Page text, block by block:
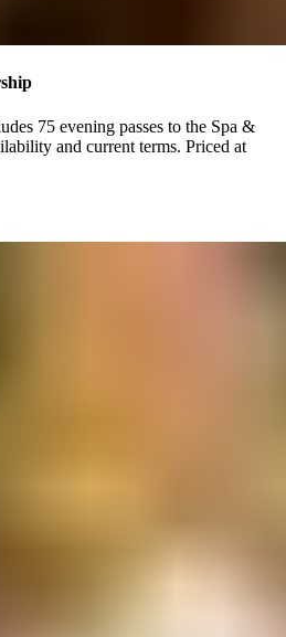
‌to the Spa & Country Club, subject to availability and current terms.​​​​‌ ‍ ​‍​‍‌‍ ‌ ​‍‌‍‍‌‌‍‌ ‌‍‍‌‌‍ ‍​‍​‍​ ‍‍​‍​‍‌ ​ ‌‍​‌‌‍ ‍‌‍‍‌‌ ‌​‌ ‍‌​‍ ‍‌‍‍‌‌‍ ​‍​‍​‍ ​​‍​‍‌‍‍​‌ ​‍‌‍‌‌‌‍‌‍​‍​‍​ ‍‍​‍​‍‌‍‍​‌ ‌​‌ ‌​‌ ​​‌ ​ ​ ‍‍​‍ ​‍ ‌‍ ​​‍ ‌‌‍​‌‌‍ ‍‌‍‌​​‍ ‌‌ ​‍​‍ ‌‌‍‍​‌‍ ‌ ‌​‌‍‌‌‌‍ ​‌ ​ ​‍ ‌‌ ​ ‌ ‌​‌ ‌‌‌‍‌​‌‍‍‌‌‍ ​‍ ‍‌ ‌‍‌‍‌‌‌ ​‍‌‍​ ‌‍‌‌‌‍ ​​‍ ‍‌‍​‌‌ ​​‌ ​​​‍ ‌‍‍‌‌‍ ‍‌ ‌​‌‍‌‌‌‍ ‍‌ ‌​​‍ ‌‍‌‌‌‍‌​‌‍‍‌‌ ‌​​‍ ‌‍ ‌‌‍ ‌‍‌​‌‍‌‌​ ‌‌ ​​‌ ​‍‌‍‌‌‌ ​ ‌‍‌‌‌‍ ‍‌ ‌​‌‍​‌‌ ‌​‌‍‍‌‌‍ ‌‍ ‍​ ‍ ‌‍‍‌‌‍‌​​ ‌‌‍​‍​ ‍‌​ ‍‌‌‍‌​‌‍​‌​ ‍​​ ‌‍​ ‌​​‍ ‌​ ‌​​ ‌ ‌‍‌‌​ ‌‌​‍ ‌​ ‌​​ ‌‍​ ​​​ ​ ​‍ ‌​ ‍​​ ​‌​ ‌‍​ ‌ ​‍ ‌​ ​‌​ ‌‍​ ​ ‌‍​‌‌‍‌‍​ ‍​​ ​‌‌‍​‍​ ‍‌​ ​​‌‍‌‌‌‍​ ​ ‍ ‌ ‌​‌ ‍‌‌ ​​‌‍‌‌​ ‌‌‍‍​‌‍ ‌ ‌​‌‍‌‌‌‍ ​‌‌​ ‌‍‍‌‌ ‌​‌‍‌‌‌‌​​‌‍​‌‌‍‌ ‌‍‌‌​ ‍ ‌ ​​‌‍​‌‌ ‌​‌‍‍​​ ‌‌ ​​‌‍​‌‌‍‌ ‌‍‌‌‌​​‍‌ ‌‌‌‍‍‌‌‍ ​‌‍‌​‌‍‌‌‌ ​‍​‍‌‌​ ‌‌‌​​‍‌‌ ‌‍‍ ‌‍‌‌‌ ‍‌​‍‌‌​ ​ ‌​‌​​‍‌‌​ ​ ‌​‌​​‍‌‌​ ​‍​ ​‍​ ​‌​ ‌‍​ ​ ​ ‌ ‌‍​‌​ ​ ​ ​‌​ ‌‌​ ​‍​ ‌‌‌‍‌​​ ‌​​‍‌‌​ ​‍​ ​‍​‍‌‌​ ‌‌‌​‌​​‍ ‍‌ ​ ‌‍‌‌‌‍​ ‌ ‌​‌‍‍‌‌‍ ‌‍ ‍‌ ​ ​‍‌‌​ ‌‌‌​​‍‌‌ ‌‍‍ ‌‍‌‌‌ ‍‌​‍‌‌​ ​ ‌​‌​​‍‌‌​ ​ ‌​‌​​‍‌‌​ ​‍​ ​‍​ ​‌​ ‌​​ ‍‌​ ‌​​ ‌ ​ ‌‌‌‍‌‌​ ​ ​ ​​​ ‍‌​ ‍‌‌‍‌‍​‍‌‌​ ​‍​ ​‍​‍‌‌​ ‌‌‌​‌​​‍ ‍‌‍​‍‌‍ ‌‍‌​‌ ‍‌​‍‌‌​ ‌‌‌​​‍‌‌ ‌‍‍ ‌‍‌‌‌ ‍‌​‍‌‌​ ​ ‌​‌​​‍‌‌​ ​ ‌​‌​​‍‌‌​ ​‍​ ​‍​ ​ ‌‍​ ​ ‍‌‌‍‌‍‌‍‌​‌‍​ ‌‍‌‍​ ‌‌​ ‌​​ ‌ ​ ‌‍​ ‍​​‍‌‌​ ​‍​ ​‍​‍‌‌​ ‌‌‌​‌​​‍ ‍‌‍​ ‌‍‍​‌‍‍‌‌‍ ​‌‍‌​‌ ​‍‌‍‌‌‌‍ ‍​‍‌‌​ ‌‌‌​​‍‌‌ ‌‍‍ ‌‍‌‌‌ ‍‌​‍‌‌​ ​ ‌​‌​​‍‌‌​ ​ ‌​‌​​‍‌‌​ ​‍​ ​‍‌‍‌​​ ‌‍‌‍​‌​ ‌‍​ ‌‌‌‍‌​​ ‌​​ ‍​​ ‍​‌‍‌‌‌‍​‌‌‍​‌​‍‌‌​ ​‍​ ​‍​‍‌‌​ ‌‌‌​‌​​‍ ‍‌ ‌​‌‍‌‌‌ ‍​‌ ‌​​ ‌‍​‍‌‍​‌‌ ​ ‌‍‌‌‌‌‌‌‌ ​‍‌‍ ​​ ‌‌‍‍​‌ ‌​‌ ‌​‌ ​​‌ ​ ​‍‌‌​ ​ ‌​​‌​‍‌‌​ ​‍‌​‌‍​‍‌‌​ ​‍‌​‌‍‌‍ ​​‍ ‌‌‍​‌‌‍ ‍‌‍‌​​‍ ‌‌ ​‍​‍ ‌‌‍‍​‌‍ ‌ ‌​‌‍‌‌‌‍ ​‌ ​ ​‍ ‌‌ ​ ‌ ‌​‌ ‌‌‌‍‌​‌‍‍‌‌‍ ​‍ ‍‌ ‌‍‌‍‌‌‌ ​‍‌‍​ ‌‍‌‌‌‍ ​​‍ ‍‌‍​‌‌ ​​‌ ​​​‍‌‍‌‍‍‌‌‍‌​​ ‌‌‍​‍​ ‍‌​ ‍‌‌‍‌​‌‍​‌​ ‍​​ ‌‍​ ‌​​‍ ‌​ ‌​​ ‌ ‌‍‌‌​ ‌‌​‍ ‌​ ‌​​ ‌‍​ ​​​ ​ ​‍ ‌​ ‍​​ ​‌​ ‌‍​ ‌ ​‍ ‌​ ​‌​ ‌‍​ ​ ‌‍​‌‌‍‌‍​ ‍​​ ​‌‌‍​‍​ ‍‌​ ​​‌‍‌‌‌‍​ ​‍‌‍‌ ‌​‌ ‍‌‌ ​​‌‍‌‌​ ‌‌‍‍​‌‍ ‌ ‌​‌‍‌‌‌‍ ​‌‌​ ‌‍‍‌‌ ‌​‌‍‌‌‌‌​​‌‍​‌‌‍‌ ‌‍‌‌​‍‌‍‌ ​​‌‍​‌‌ ‌​‌‍‍​​ ‌‌ ​​‌‍​‌‌‍‌ ‌‍‌‌‌​​‍‌ ‌‌‌‍‍‌‌‍ ​‌‍‌​‌‍‌‌‌ ​‍​‍‌‌​ ‌‌‌​​‍‌‌ ‌‍‍ ‌‍‌‌‌ ‍‌​‍‌‌​ ​ ‌​‌​​‍‌‌​ ​ ‌​‌​​‍‌‌​ ​‍​ ​‍​ ​‌​ ‌‍​ ​ ​ ‌ ‌‍​‌​ ​ ​ ​‌​ ‌‌​ ​‍​ ‌‌‌‍‌​​ ‌​​‍‌‌​ ​‍​ ​‍​‍‌‌​ ‌‌‌​‌​​‍ ‍‌ ​ ‌‍‌‌‌‍​ ‌ ‌​‌‍‍‌‌‍ ‌‍ ‍‌ ​ ​‍‌‌​ ‌‌‌​​‍‌‌ ‌‍‍ ‌‍‌‌‌ ‍‌​‍‌‌​ ​ ‌​‌​​‍‌‌​ ​ ‌​‌​​‍‌‌​ ​‍​ ​‍​ ​‌​ ‌​​ ‍‌​ ‌​​ ‌ ​ ‌‌‌‍‌‌​ ​ ​ ​​​ ‍‌​ ‍‌‌‍‌‍​‍‌‌​ ​‍​ ​‍​‍‌‌​ ‌‌‌​‌​​‍ ‍‌‍​‍‌‍ ‌‍‌​‌ ‍‌​‍‌‌​ ‌‌‌​​‍‌‌ ‌‍‍ ‌‍‌‌‌ ‍‌​‍‌‌​ ​ ‌​‌​​‍‌‌​ ​ ‌​‌​​‍‌‌​ ​‍​ ​‍​ ​ ‌‍​ ​ ‍‌‌‍‌‍‌‍‌​‌‍​ ‌‍‌‍​ ‌‌​ ‌​​ ‌ ​ ‌‍​ ‍​​‍‌‌​ ​‍​ ​‍​‍‌‌​ ‌‌‌​‌​​‍ ‍‌‍​ ‌‍‍​‌‍‍‌‌‍ ​‌‍‌​‌ ​‍‌‍‌‌‌‍ ‍​‍‌‌​ ‌‌‌​​‍‌‌ ‌‍‍ ‌‍‌‌‌ ‍‌​‍‌‌​ ​ ‌​‌​​‍‌‌​ ​ ‌​‌​​‍‌‌​ ​‍​ ​‍‌‍‌​​ ‌‍‌‍​‌​ ‌‍​ ‌‌‌‍‌​​ ‌​​ ‍​​ ‍​‌‍‌‌‌‍​‌‌‍​‌​‍‌‌​ ​‍​ ​‍​‍‌‌​ ‌‌‌​‌​​‍ ‍‌ ‌​‌‍‌‌‌ ‍​‌ ‌​​‍‌‍‌ ​​‌‍‌‌‌ ​‍‌ ​ ‌ ​​‌‍‌‌‌‍​ ‌ ‌​‌‍‍‌‌ ‌‍‌‍‌‌​ ‌‌ ​​‌ ‌‌‌‍​‍‌‍ ​‌‍‍‌‌ ​ ‌‍‍​‌‍‌‌‌‍‌​​‍​‍‌ Priced at £3,180 per year.